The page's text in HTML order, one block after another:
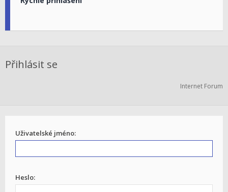
Přihlásit se
Internet Forum
Uživatelské jméno:
Heslo: